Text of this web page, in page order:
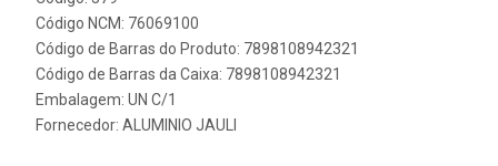
Código NCM: 76069100
Código de Barras do Produto: 7898108942321
Código de Barras da Caixa: 7898108942321
Embalagem: UN C/1
Fornecedor: ALUMINIO JAULI